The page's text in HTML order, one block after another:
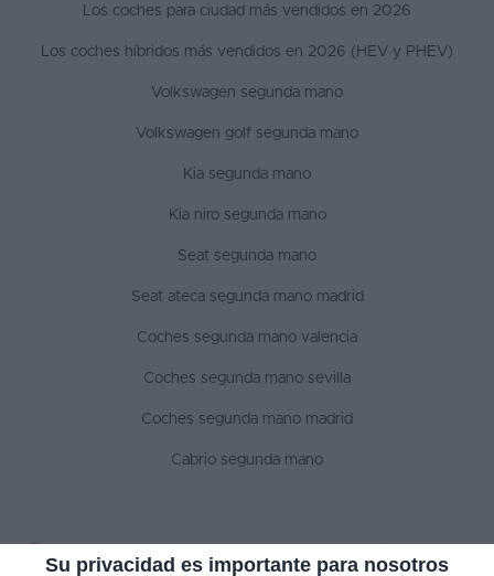
Su privacidad es importante para nosotros
Los coches para ciudad más vendidos en 2026
Los coches híbridos más vendidos en 2026 (HEV y PHEV)
Volkswagen segunda mano
Volkswagen golf segunda mano
Kia segunda mano
Kia niro segunda mano
Seat segunda mano
Seat ateca segunda mano madrid
Coches segunda mano valencia
Coches segunda mano sevilla
Coches segunda mano madrid
Cabrio segunda mano